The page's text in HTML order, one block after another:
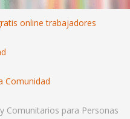
online trabajadores
Comunidad
Comunitarios para Personas